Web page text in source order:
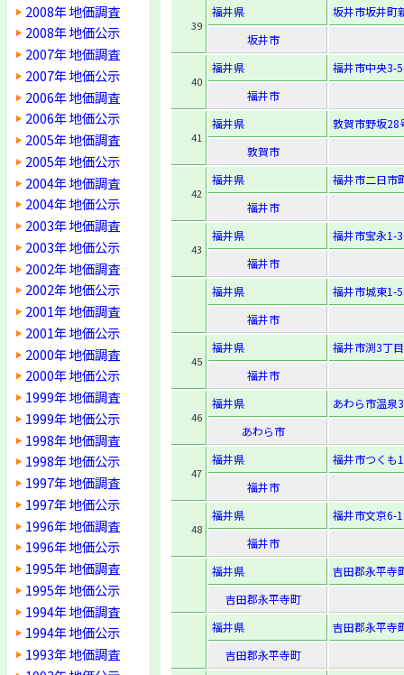
2008年 地価調査
2008年 地価公示
2007年 地価調査
2007年 地価公示
2006年 地価調査
2006年 地価公示
2005年 地価調査
2005年 地価公示
2004年 地価調査
2004年 地価公示
2003年 地価調査
2003年 地価公示
2002年 地価調査
2002年 地価公示
2001年 地価調査
2001年 地価公示
2000年 地価調査
2000年 地価公示
1999年 地価調査
1999年 地価公示
1998年 地価調査
1998年 地価公示
1997年 地価調査
1997年 地価公示
1996年 地価調査
1996年 地価公示
1995年 地価調査
1995年 地価公示
1994年 地価調査
1994年 地価公示
1993年 地価調査
39
福井県
坂井市坂井町
坂井市
40
福井県
福井市中央3-
福井市
41
福井県
敦賀市野坂28
敦賀市
42
福井県
福井市二日市
福井市
43
福井県
福井市宝永1-
福井市
福井県
福井市城東1-
福井市
45
福井県
福井市渕3丁
福井市
46
福井県
あわら市温泉
あわら市
47
福井県
福井市つくも
福井市
48
福井県
福井市文京6-
福井市
福井県
吉田郡永平寺
吉田郡永平寺町
福井県
吉田郡永平寺
吉田郡永平寺町